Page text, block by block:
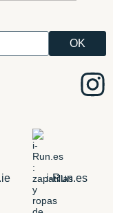
i-Run.es